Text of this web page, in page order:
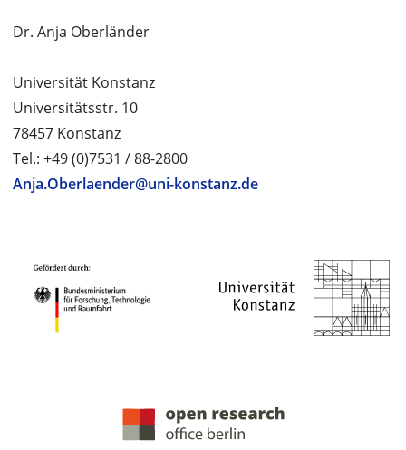
Dr. Anja Oberländer
Universität Konstanz
Universitätsstr. 10
78457 Konstanz
Tel.: +49 (0)7531 / 88-2800
Anja.Oberlaender@uni-konstanz.de